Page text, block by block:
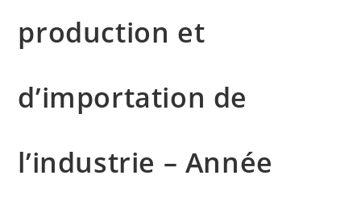
production et
d’importation de
l’industrie – Année